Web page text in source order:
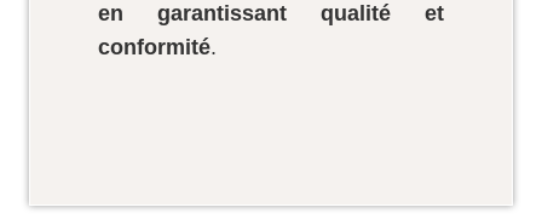
en garantissant qualité et
conformité.